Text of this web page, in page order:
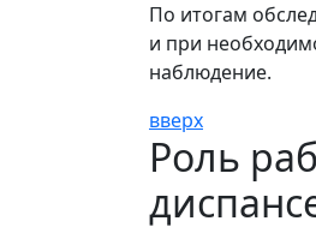
По итогам
и при
наблюдение.
вверх
Роль